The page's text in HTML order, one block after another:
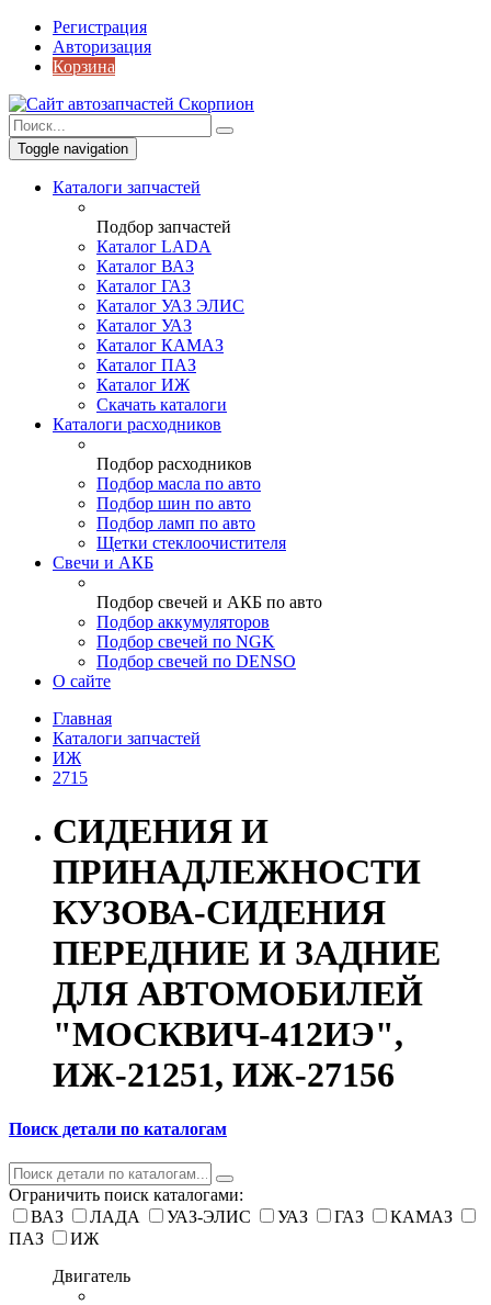
Регистрация
Авторизация
Корзина
Toggle navigation
Каталоги запчастей
Подбор запчастей
Каталог LADA
Каталог ВАЗ
Каталог ГАЗ
Каталог УАЗ ЭЛИС
Каталог УАЗ
Каталог КАМАЗ
Каталог ПАЗ
Каталог ИЖ
Скачать каталоги
Каталоги расходников
Подбор расходников
Подбор масла по авто
Подбор шин по авто
Подбор ламп по авто
Щетки стеклоочистителя
Свечи и АКБ
Подбор свечей и АКБ по авто
Подбор аккумуляторов
Подбор свечей по NGK
Подбор свечей по DENSO
О сайте
Главная
Каталоги запчастей
ИЖ
2715
СИДЕНИЯ И
ПРИНАДЛЕЖНОСТИ
КУЗОВА-СИДЕНИЯ
ПЕРЕДНИЕ И ЗАДНИЕ
ДЛЯ АВТОМОБИЛЕЙ
"МОСКВИЧ-412ИЭ",
ИЖ-21251, ИЖ-27156
Поиск детали по каталогам
Ограничить поиск каталогами:
ВАЗ
ЛАДА УАЗ-ЭЛИС УАЗ ГАЗ
КАМАЗ
ПАЗ
ИЖ
Двигатель